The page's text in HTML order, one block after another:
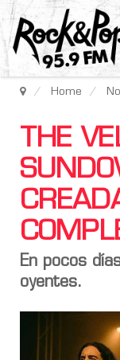
Home
THE
En pocos
oyentes.